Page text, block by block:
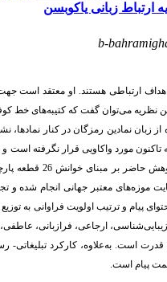
زبانی یاکوبسن
b-
ارتباطی هستند. او معتقد است
می‌توان گفت که کتیبه‌های خط
زبان نمادین رمزگان در کنار نمادها،
مورد واکاویی قرار نگرفته است و
محوریت پژوهش
موزه‌های معتبر جهانی انجام شده
و ترتیب اولویت فراوانی به
ارجاعی، فرازبانی،
است. به‌علاوه، کارکرد تبلیغاتی-
پیام است.